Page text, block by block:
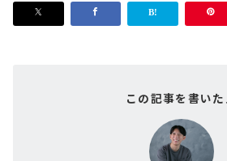
この記事を書いた